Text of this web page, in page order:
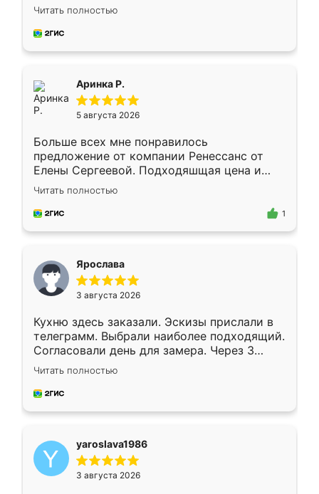
Замерщик приехал в субботу, подошёл к
делу со всей ответственностью. Собрали
за день, ребята работали аккуратно, даже
Читать полностью
Аринка Р.
5 августа 2026
Больше всех мне понравилось
предложение от компании Ренессанс от
Елены Сергеевой. Подходяшщая цена и
короткие сроки изготовления. Приехавший
для замера сотрудник Владислав
предложил по моему эскизу самый
Читать полностью
1
Ярослава
3 августа 2026
Кухню здесь заказали. Эскизы прислали в
телеграмм. Выбрали наиболее подходящий.
Согласовали день для замера. Через 3
недели кухня была уже готова. Остались
довольны работой. Спасибо Ренессанс
мебель за качественную работу!
Читать полностью
yaroslava1986
3 августа 2026